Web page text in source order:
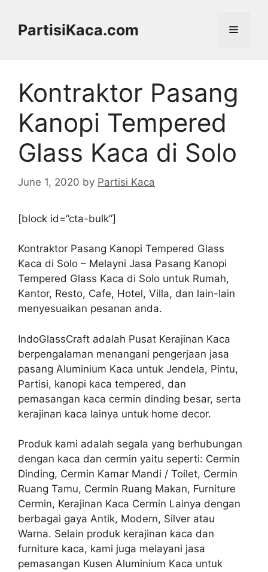
contentPartisiKaca.com Menu
Kontraktor Pasang
Kanopi Tempered
Glass Kaca di Solo
June 1, 2020 by Partisi Kaca
[block id=”cta-bulk”]
Kontraktor Pasang Kanopi Tempered Glass
Kaca di Solo – Melayni Jasa Pasang Kanopi
Tempered Glass Kaca di Solo untuk Rumah,
Kantor, Resto, Cafe, Hotel, Villa, dan lain-lain
menyesuaikan pesanan anda.
IndoGlassCraft adalah Pusat Kerajinan Kaca
berpengalaman menangani pengerjaan jasa
pasang Aluminium Kaca untuk Jendela, Pintu,
Partisi, kanopi kaca tempered, dan
pemasangan kaca cermin dinding besar, serta
kerajinan kaca lainya untuk home decor.
Produk kami adalah segala yang berhubungan
dengan kaca dan cermin yaitu seperti: Cermin
Dinding, Cermin Kamar Mandi / Toilet, Cermin
Ruang Tamu, Cermin Ruang Makan, Furniture
Cermin, Kerajinan Kaca Cermin Lainya dengan
berbagai gaya Antik, Modern, Silver atau
Warna. Selain produk kerajinan kaca dan
furniture kaca, kami juga melayani jasa
pemasangan Kusen Aluminium Kaca untuk